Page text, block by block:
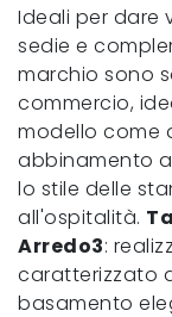
Ideali per dare
sedie e
marchio sono
commercio,
modello come
abbinamento
lo stile delle
all'ospitalità.
Arredo3:
caratterizzato
basamento